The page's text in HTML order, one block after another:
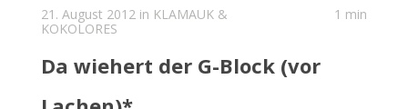
21. August 2012 in KLAMAUK &
KOKOLORES
1 min
Da wiehert der G-Block (vor